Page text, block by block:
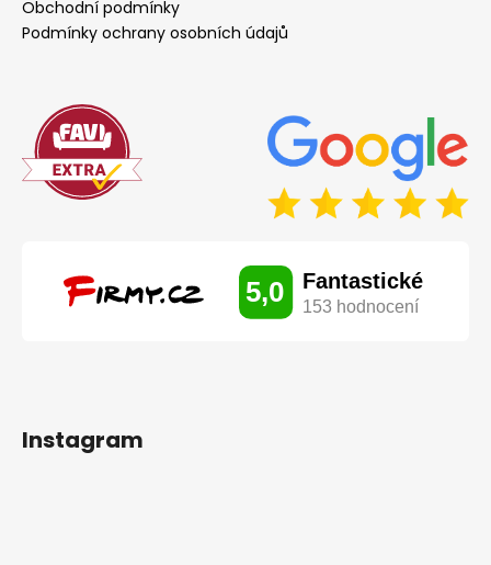
Obchodní podmínky
Podmínky ochrany osobních údajů
Instagram